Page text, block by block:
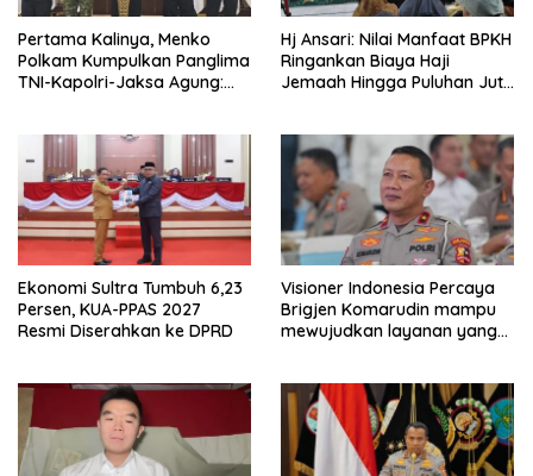
Pertama Kalinya, Menko
Polkam Kumpulkan Panglima
TNI-Kapolri-Jaksa Agung:
Hj Ansari: Nilai Manfaat BPKH
Ringankan Biaya Haji
Jemaah Hingga Puluhan Juta
Ekonomi Sultra Tumbuh 6,23
Persen, KUA-PPAS 2027
Resmi Diserahkan ke DPRD
Visioner Indonesia Percaya
Brigjen Komarudin mampu
mewujudkan layanan yang